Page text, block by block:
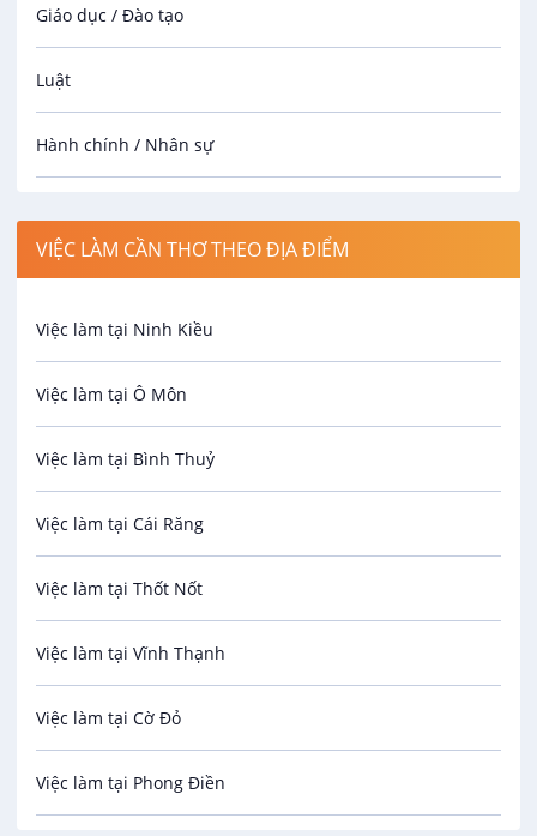
Giáo dục / Đào tạo
Luật
Hành chính / Nhân sự
Spa
Bảo Vệ
An toàn lao động
Bảo hiểm
Biên phiên dịch
Bưu chính viễn thông
Cơ khí
Công nghệ sinh học
Công nghệ thực phẩm
VIỆC LÀM CẦN THƠ THEO ĐỊA ĐIỂM
Việc làm tại Ninh Kiều
Việc làm tại Ô Môn
Việc làm tại Bình Thuỷ
Việc làm tại Cái Răng
Việc làm tại Thốt Nốt
Việc làm tại Vĩnh Thạnh
Việc làm tại Cờ Đỏ
Việc làm tại Phong Điền